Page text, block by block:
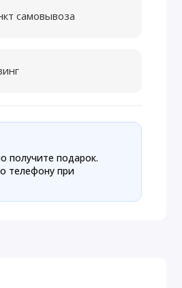
самовывоза
получите подарок.
телефону при